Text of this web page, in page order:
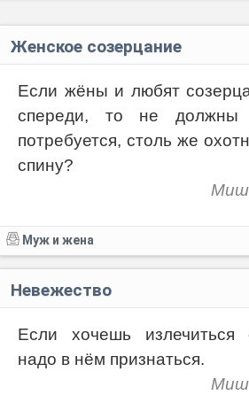
Женское созерцание
Если жёны и любят
спереди, то не
потребуется, столь же
спину?
Муж и жена
Невежество
Если хочешь излечиться
надо в нём признаться.